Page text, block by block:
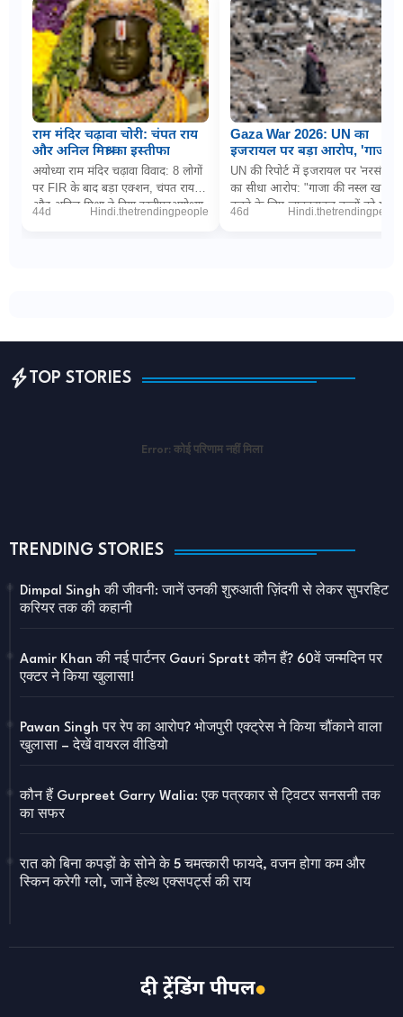
राम मंदिर चढ़ावा चोरी: चंपत राय
और अनिल मिश्रा का इस्तीफा
अयोध्या राम मंदिर चढ़ावा विवाद: 8 लोगों
पर FIR के बाद बड़ा एक्शन, चंपत राय
और अनिल मिश्रा ने दिया इस्तीफाअयोध्या
44d Hindi.thetrendingpeople
Gaza War 2026: UN का
इजरायल पर बड़ा आरोप, 'गाजा में
नरसंहार के लिए बच्चों को
जानबूझकर बना रहे निशाना'
UN की रिपोर्ट में इजरायल पर 'नरसंहार'
का सीधा आरोप: "गाजा की नस्ल खत्म
करने के लिए जानबूझकर बच्चों को मार
46d
TOP STORIES
Error: कोई परिणाम नहीं मिला
TRENDING STORIES
Dimpal Singh की जीवनी: जानें उनकी शुरुआती ज़िंदगी से लेकर सुपरहिट
करियर तक की कहानी
Aamir Khan की नई पार्टनर Gauri Spratt कौन हैं? 60वें जन्मदिन पर
एक्टर ने किया खुलासा!
Pawan Singh पर रेप का आरोप? भोजपुरी एक्ट्रेस ने किया चौंकाने वाला
खुलासा – देखें वायरल वीडियो
कौन हैं Gurpreet Garry Walia: एक पत्रकार से ट्विटर सनसनी तक
का सफर
रात को बिना कपड़ों के सोने के 5 चमत्कारी फायदे, वजन होगा कम और
स्किन करेगी ग्लो, जानें हेल्थ एक्सपर्ट्स की राय